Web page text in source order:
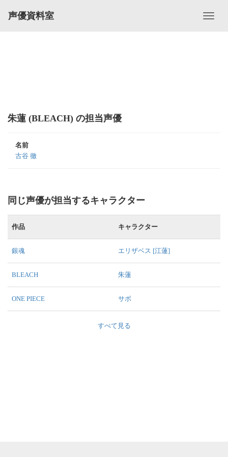
声優資料室
朱蓮 (BLEACH) の担当声優
名前
古谷 徹
同じ声優が担当するキャラクター
作品 キャラクター
銀魂 エリザベス [江蓮]
BLEACH 朱蓮
ONE PIECE サボ
すべて見る